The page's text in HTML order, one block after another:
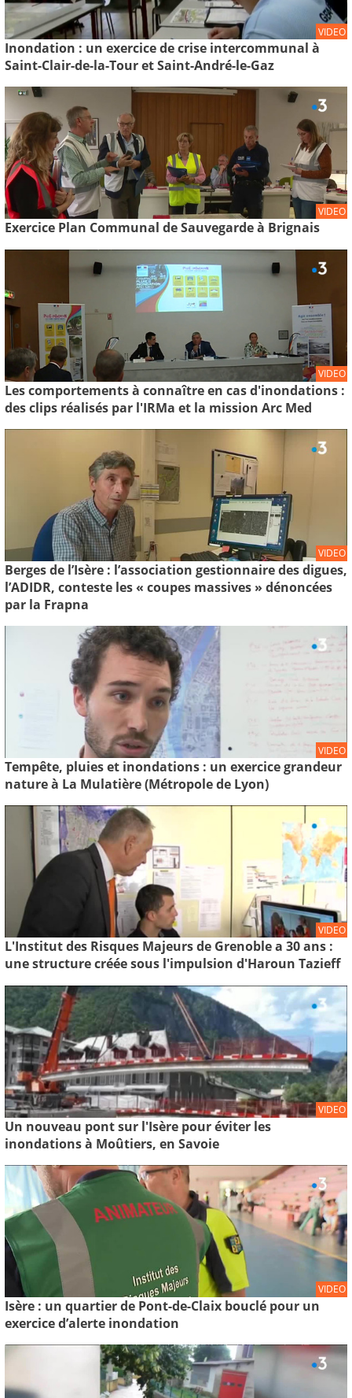
VIDEO
Inondation : un exercice de crise intercommunal à
Saint-Clair-de-la-Tour et Saint-André-le-Gaz
VIDEO
Exercice Plan Communal de Sauvegarde à Brignais
VIDEO
Les comportements à connaître en cas d'inondations :
des clips réalisés par l'IRMa et la mission Arc Med
VIDEO
Berges de l’Isère : l’association gestionnaire des digues,
l’ADIDR, conteste les « coupes massives » dénoncées
par la Frapna
VIDEO
Tempête, pluies et inondations : un exercice grandeur
nature à La Mulatière (Métropole de Lyon)
VIDEO
L'Institut des Risques Majeurs de Grenoble a 30 ans :
une structure créée sous l'impulsion d'Haroun Tazieff
VIDEO
Un nouveau pont sur l'Isère pour éviter les
inondations à Moûtiers, en Savoie
VIDEO
Isère : un quartier de Pont-de-Claix bouclé pour un
exercice d’alerte inondation